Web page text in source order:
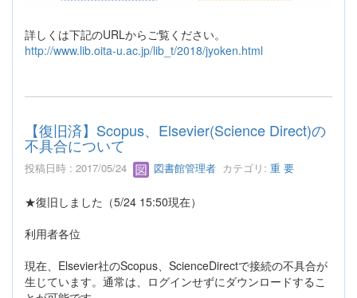
詳しくは下記のURLからご覧ください。
http://www.lib.oita-u.ac.jp/lib_t/2018/jyoken.html
【復旧済】Scopus、Elsevier(Science Direct)の
不具合について
投稿日時 : 2017/05/24 図書館管理者 カテゴリ: 重 要
★復旧しました（5/24 15:50現在）
利用者各位
現在、Elsevier社のScopus、ScienceDirectで接続の不具合が
生じています。通常は、ログインせずにダウンロードするこ